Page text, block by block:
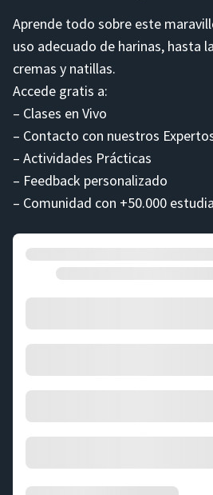
Aprende todo sobre este
uso adecuado de harinas, hasta
cremas y natillas.
Accede gratis a:
– Clases en Vivo
– Contacto con nuestros
– Actividades Prácticas
– Feedback personalizado
– Comunidad con +50.000